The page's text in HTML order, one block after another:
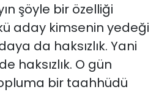
şöyle bir özelliği
aday kimsenin yedeği
da haksızlık. Yani
haksızlık. O gün
bir taahhüdü